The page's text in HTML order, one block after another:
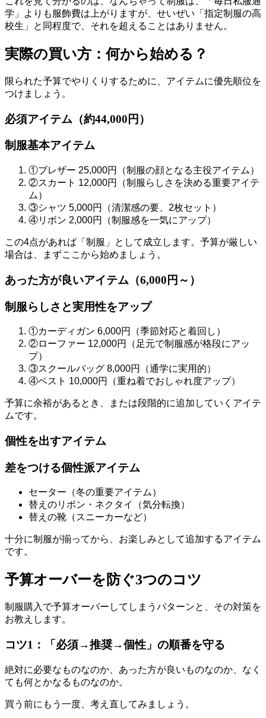
学」よりも服飾費は上がりますが、せいぜい「指定制服の高
校生」と同程度で、それを超えることはありません。
実際の買い方：何から始める？
限られた予算でやりくりするために、アイテムに優先順位を
つけましょう。
必須アイテム（約44,000円）
制服基本アイテム
①ブレザー 25,000円（制服の顔となる主役アイテム）
②スカート 12,000円（制服らしさを決める重要アイテ
ム）
③シャツ 5,000円（清潔感の要、2枚セット）
④リボン 2,000円（制服感を一気にアップ）
この4点があれば「制服」として成立します。予算が厳しい
場合は、まずここから始めましょう。
あった方が良いアイテム（6,000円～）
制服らしさと実用性をアップ
①カーディガン 6,000円（季節対応と着回し）
②ローファー 12,000円（足元で制服感が格段にアッ
プ）
③スクールバッグ 8,000円（通学に実用的）
④ベスト 10,000円（重ね着でおしゃれ度アップ）
予算に余裕があるとき、または段階的に追加していくアイテ
ムです。
個性を出すアイテム
差をつける個性派アイテム
セーター（冬の重要アイテム）
替えのリボン・ネクタイ（気分転換）
替えの靴（スニーカーなど）
十分に制服が揃ってから、お楽しみとして追加するアイテム
です。
予算オーバーを防ぐ3つのコツ
制服購入で予算オーバーしてしまうパターンと、その対策を
お教えします。
コツ1：「必須→推奨→個性」の順番を守る
絶対に必要なものなのか、あった方が良いものなのか、なく
ても何とかなるものなのか。
買う前にもう一度、考え直してみましょう。